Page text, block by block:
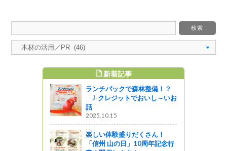
新着記事
ランチパックで森林整備！？
J-クレジットでおいし～いお
話
2025.10.15
楽しい体験盛りだくさん！
「信州 山の日」10周年記念行